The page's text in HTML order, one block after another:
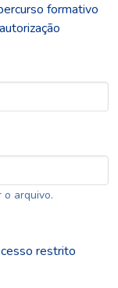
formativo
arquivo.
restrito